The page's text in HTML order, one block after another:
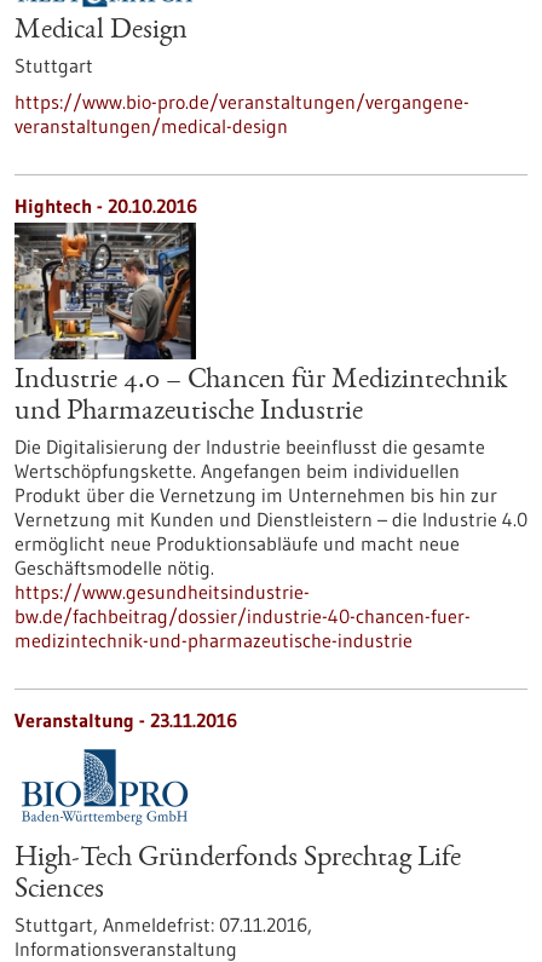
Medical Design
Stuttgart
https://www.bio-pro.de/veranstaltungen/vergangene-
veranstaltungen/medical-design
Hightech - 20.10.2016
Industrie 4.0 – Chancen für Medizintechnik
und Pharmazeutische Industrie
Die Digitalisierung der Industrie beeinflusst die gesamte
Wertschöpfungskette. Angefangen beim individuellen
Produkt über die Vernetzung im Unternehmen bis hin zur
Vernetzung mit Kunden und Dienstleistern – die Industrie 4.0
ermöglicht neue Produktionsabläufe und macht neue
Geschäftsmodelle nötig.
https://www.gesundheitsindustrie-
bw.de/fachbeitrag/dossier/industrie-40-chancen-fuer-
medizintechnik-und-pharmazeutische-industrie
Veranstaltung - 23.11.2016
High-Tech Gründerfonds Sprechtag Life
Sciences
Stuttgart, Anmeldefrist: 07.11.2016,
Informationsveranstaltung